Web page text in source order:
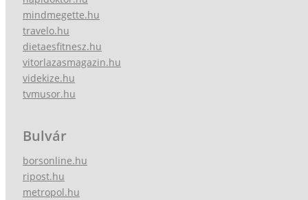
mindmegette.hu
travelo.hu
dietaesfitnesz.hu
vitorlazasmagazin.hu
videkize.hu
tvmusor.hu
Bulvár
borsonline.hu
ripost.hu
metropol.hu